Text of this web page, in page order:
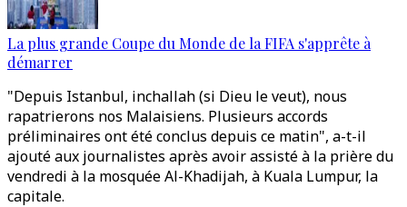
La plus grande Coupe du Monde de la FIFA s'apprête à
démarrer
"Depuis Istanbul, inchallah (si Dieu le veut), nous
rapatrierons nos Malaisiens. Plusieurs accords
préliminaires ont été conclus depuis ce matin", a-t-il
ajouté aux journalistes après avoir assisté à la prière du
vendredi à la mosquée Al-Khadijah, à Kuala Lumpur, la
capitale.